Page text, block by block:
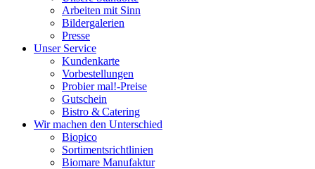
Arbeiten mit Sinn
Bildergalerien
Presse
Unser Service
Kundenkarte
Vorbestellungen
Probier mal!-Preise
Gutschein
Bistro & Catering
Wir machen den Unterschied
Biopico
Sortimentsrichtlinien
Biomare Manufaktur